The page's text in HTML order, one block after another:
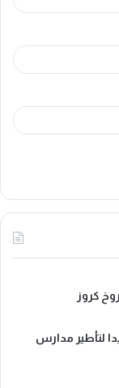
كروز
لتأطير مدارس